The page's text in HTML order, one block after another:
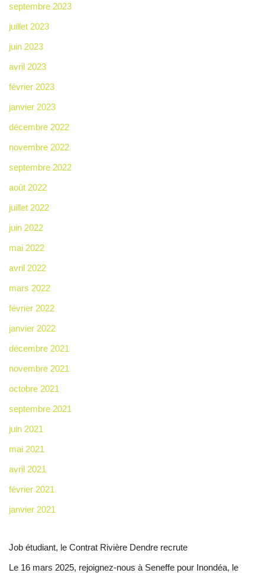
septembre 2023
juillet 2023
juin 2023
avril 2023
février 2023
janvier 2023
décembre 2022
novembre 2022
septembre 2022
août 2022
juillet 2022
juin 2022
mai 2022
avril 2022
mars 2022
février 2022
janvier 2022
décembre 2021
novembre 2021
octobre 2021
septembre 2021
juin 2021
mai 2021
avril 2021
février 2021
janvier 2021
Job étudiant, le Contrat Rivière Dendre recrute
Le 16 mars 2025, rejoignez-nous à Seneffe pour Inondéa, le